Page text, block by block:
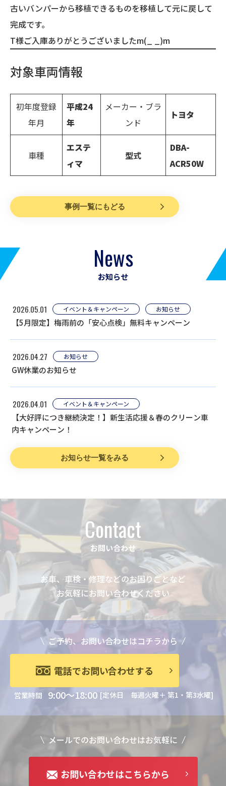
古いバンパーから移植できるものを移植して元に戻して
完成です。
T様ご入庫ありがとうございましたm(_ _)m
対象車両情報
初年度登録
年月
平成24
年
メーカー・ブラ
ンド
トヨタ
車種
エステ
ィマ
型式
DBA-
ACR50W
事例一覧にもどる
News
お知らせ
2026.05.01 イベント＆キャンペーン お知らせ
【5月限定】梅雨前の「安心点検」無料キャンペーン
2026.04.27 お知らせ
GW休業のお知らせ
2026.04.01 イベント＆キャンペーン
【大好評につき継続決定！】新生活応援＆春のクリーン車
内キャンペーン！
お知らせ一覧をみる
Contact
お問い合わせ
お車、車検・修理などのお困りごとなど
お気軽にお問い合わせください
ご予約、お問い合わせはコチラから
電話でお問い合わせする
営業時間 9:00～18:00 [定休日 毎週火曜＋ 第1・第3水曜]
メールでのお問い合わせはお気軽に
お問い合わせはこちらから